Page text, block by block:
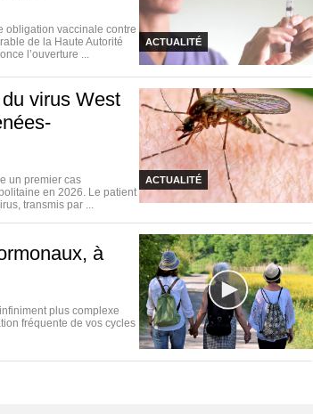
ACTUALITÉ
obligation vaccinale contre
de la Haute Autorité
l’ouverture ...
virus West
ACTUALITÉ
un premier cas
en 2026. Le patient
transmis par ...
à
plus complexe
fréquente de vos cycles